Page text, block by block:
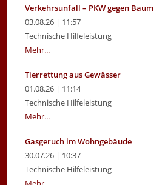
Verkehrsunfall – PKW gegen Baum
03.08.26 | 11:57
Technische Hilfeleistung
Mehr...
Tierrettung aus Gewässer
01.08.26 | 11:14
Technische Hilfeleistung
Mehr...
Gasgeruch im Wohngebäude
30.07.26 | 10:37
Technische Hilfeleistung